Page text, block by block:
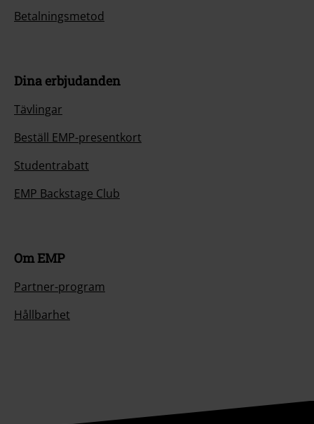
Betalningsmetod
Dina erbjudanden
Tävlingar
Beställ EMP-presentkort
Studentrabatt
EMP Backstage Club
Om EMP
Partner-program
Hållbarhet